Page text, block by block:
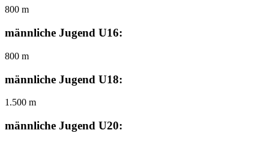
800 m
männliche Jugend U16:
800 m
männliche Jugend U18:
1.500 m
männliche Jugend U20: